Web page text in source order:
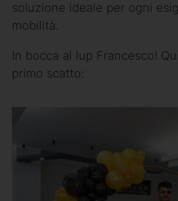
soluzione ideale per ogni
mobilità.
In bocca al lup Francesco!
primo scatto: